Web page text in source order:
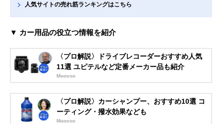
人気サイトの売れ筋ランキングはこちら
▼ カー用品の役立つ情報を紹介
〈プロ解説〉ドライブレコーダーおすすめ人気
11選 ユピテルなど定番メーカー品も紹介
Moovoo
〈プロ解説〉カーシャンプー、おすすめ10選 コ
ーティング・撥水効果なども
Moovoo